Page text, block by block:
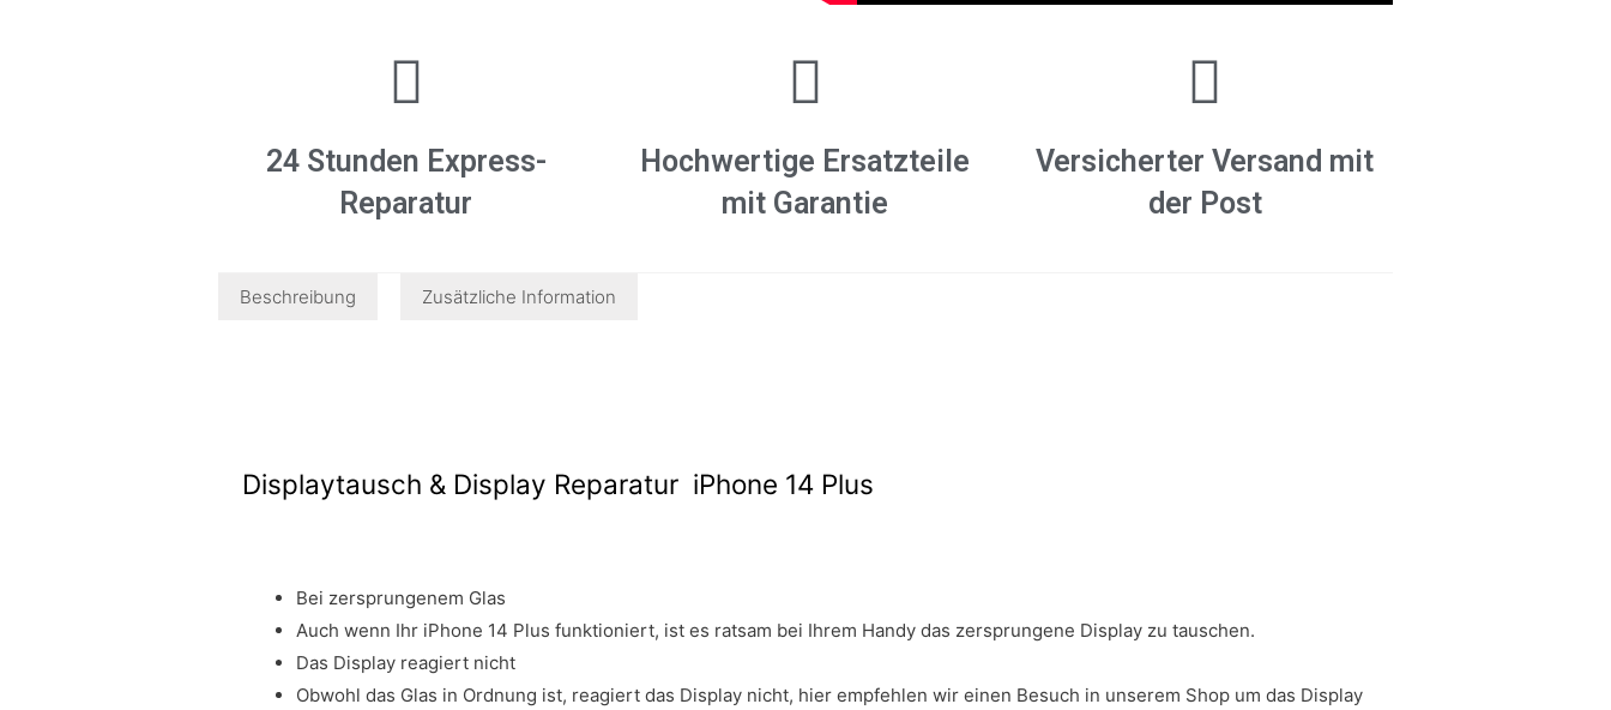
24 Stunden Express-
Reparatur
Hochwertige Ersatzteile
mit Garantie
Versicherter Versand mit
der Post
Beschreibung Zusätzliche Information
Displaytausch & Display Reparatur iPhone 14 Plus
Bei zersprungenem Glas
Auch wenn Ihr iPhone 14 Plus funktioniert, ist es ratsam bei Ihrem Handy das zersprungene Display zu tauschen.
Das Display reagiert nicht
Obwohl das Glas in Ordnung ist, reagiert das Display nicht, hier empfehlen wir einen Besuch in unserem Shop um das Display